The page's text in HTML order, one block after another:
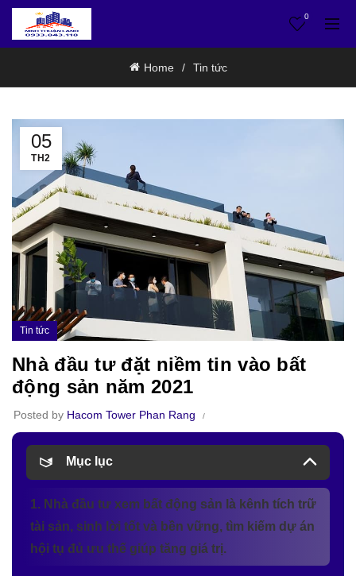
0
Home Tin tức
05
TH2
Tin tức
Nhà đầu tư đặt niềm tin vào bất
động sản năm 2021
Posted by Hacom Tower Phan Rang
Mục lục
1. Nhà đầu tư xem bất động sản là kênh tích trữ
tài sản, sinh lời tốt và bền vững, tìm kiếm dự án
hội tụ đủ ưu thế giúp tăng giá trị.